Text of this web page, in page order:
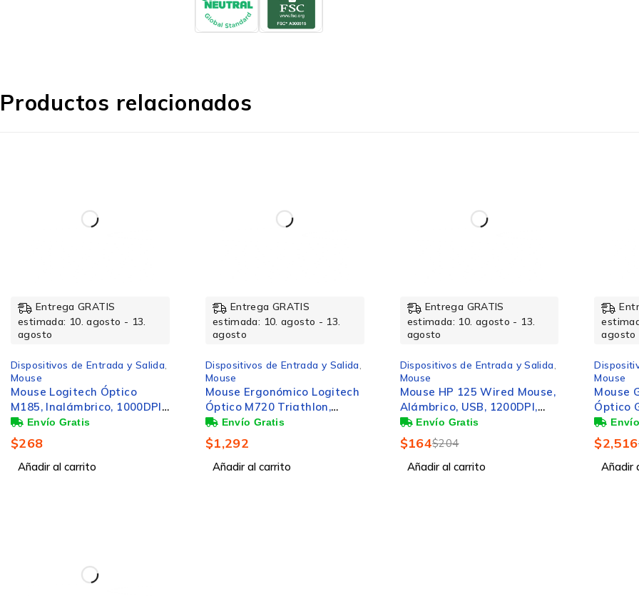
Productos relacionados
Entrega GRATIS
estimada: 10. agosto - 13.
agosto
Dispositivos de Entrada y Salida
Mouse
Mouse Logitech Óptico
M185, Inalámbrico, 1000DPI,
Rojo/Negro
$268
Añadir al carrito
Entrega GRATIS
estimada: 10. agosto - 13.
agosto
Dispositivos de Entrada y Salida
Mouse
Mouse Ergonómico Logitech
Óptico M720 Triathlon,
Bluetooth, USB, 1000DPI,
Negro
$1,292
Añadir al carrito
Entrega GRATIS
estimada: 10. agosto - 13.
agosto
Dispositivos de Entrada y Salida
Mouse
Mouse HP 125 Wired Mouse,
Alámbrico, USB, 1200DPI,
Negro
$204
$164
Añadir al carrito
agosto
Mouse
Mouse
Óptico
USB,
$2,516
Añadir